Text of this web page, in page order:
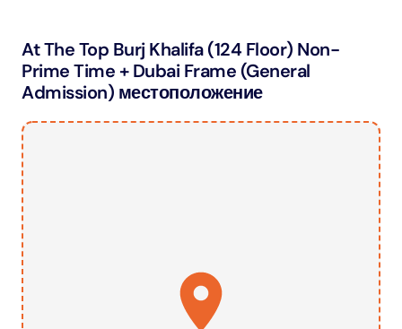
At The Top Burj Khalifa (124 Floor) Non-
Prime Time + Dubai Frame (General
Admission) местоположение